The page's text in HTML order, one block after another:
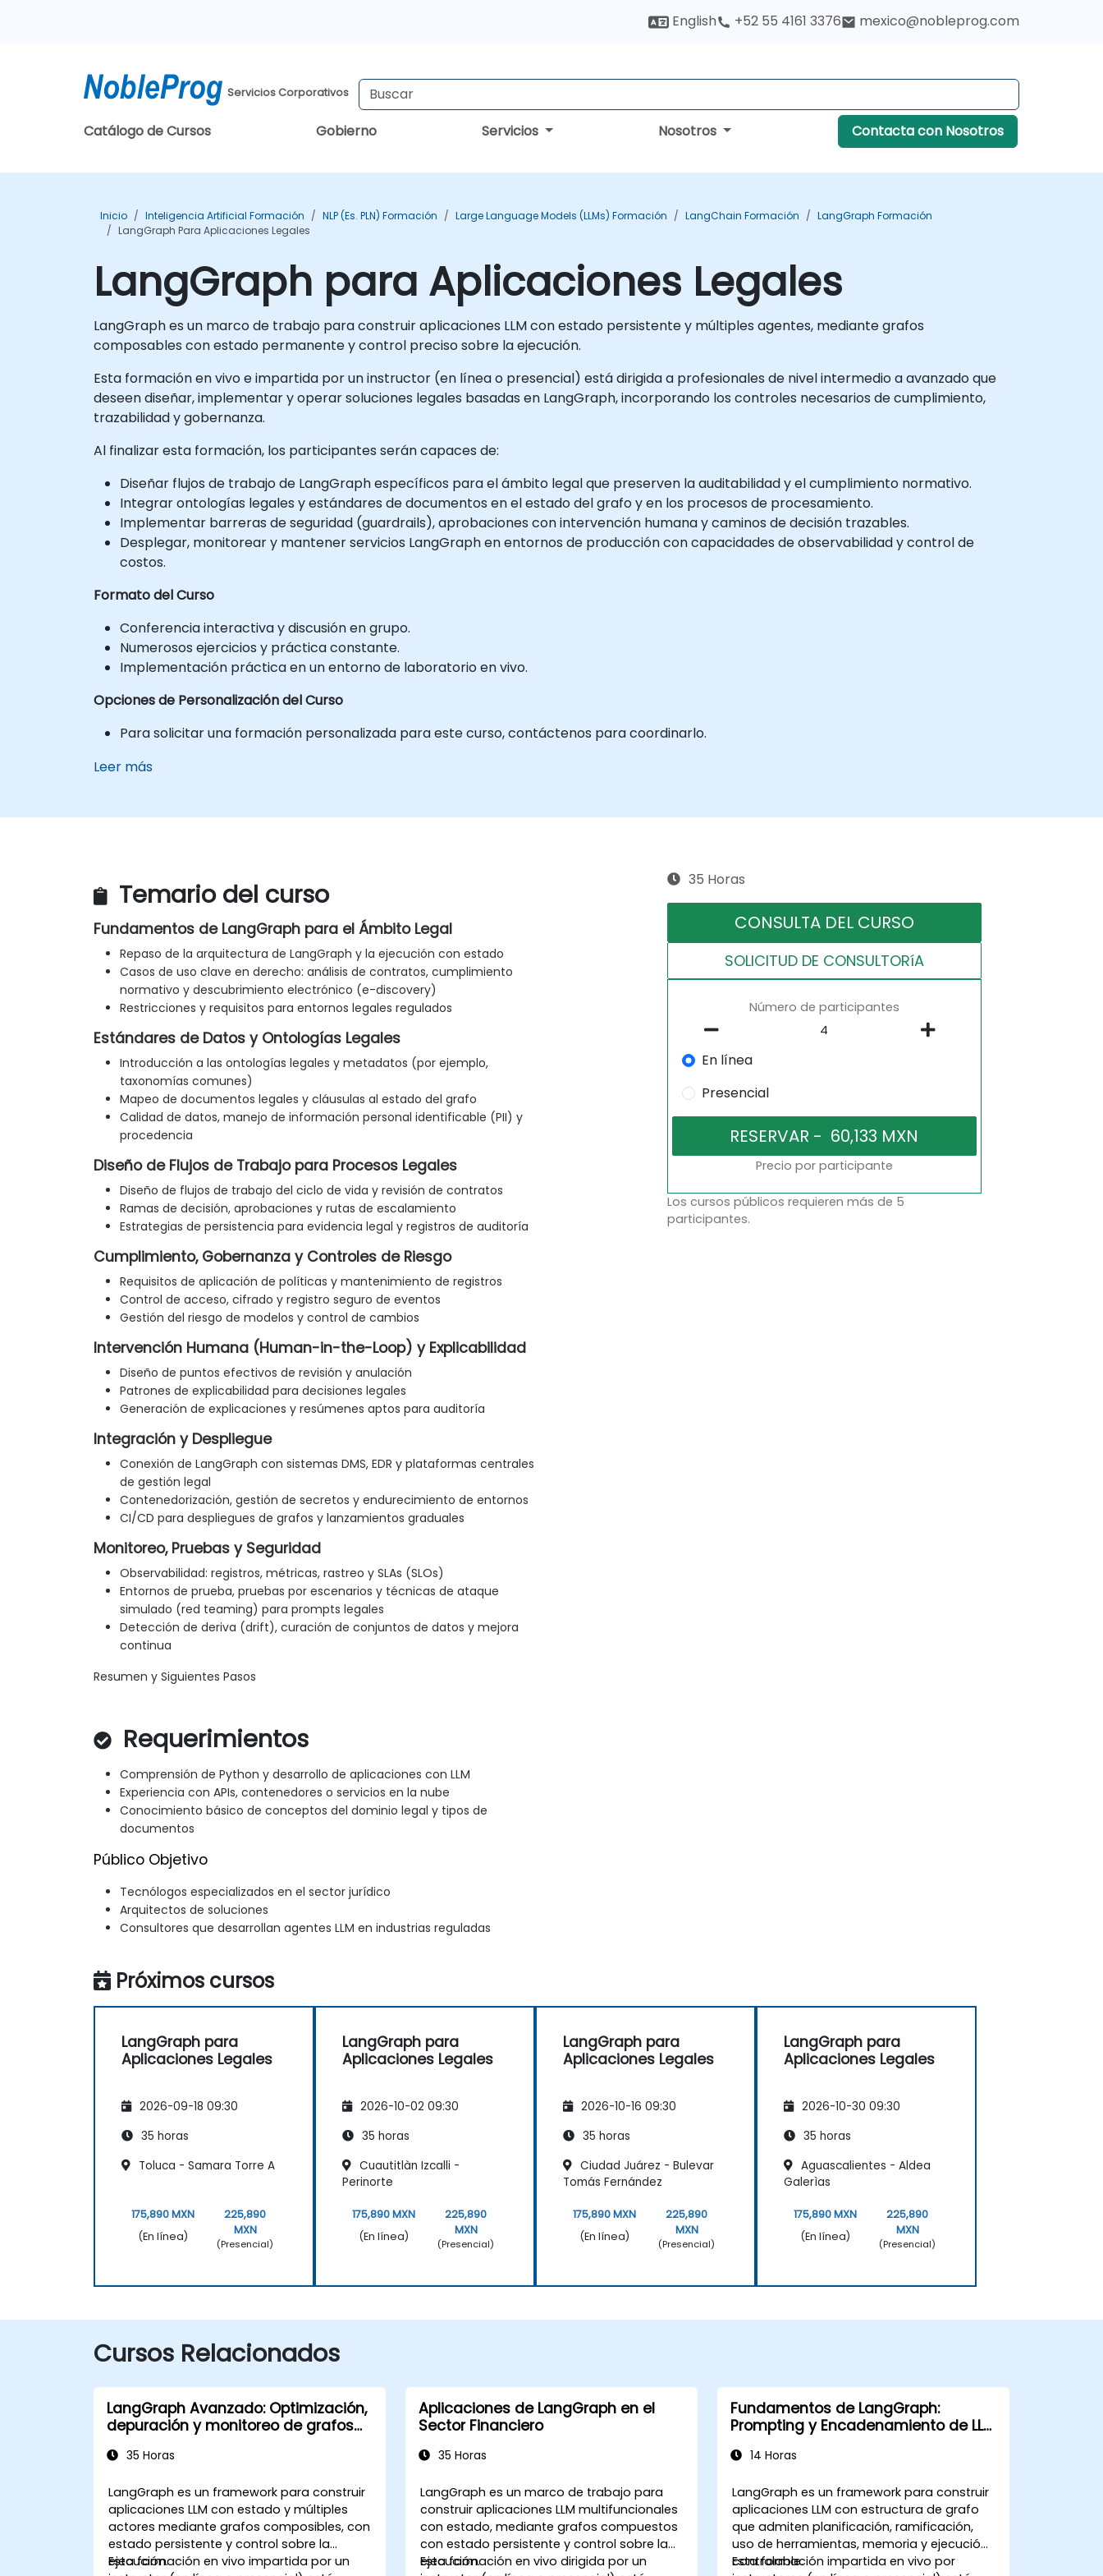
English +52 55 4161 3376 mexico@nobleprog.com
Servicios Corporativos
Catálogo de Cursos Gobierno Servicios Nosotros Contacta con Nosotros
Inicio Inteligencia Artificial Formación NLP (es. PLN) Formación Large Language Models (LLMs) Formación LangChain Formación
LangGraph Formación
LangGraph Para Aplicaciones Legales
LangGraph para Aplicaciones Legales
LangGraph es un marco de trabajo para construir aplicaciones LLM con estado persistente y múltiples agentes, mediante grafos
composables con estado permanente y control preciso sobre la ejecución.
Esta formación en vivo e impartida por un instructor (en línea o presencial) está dirigida a profesionales de nivel intermedio a avanzado que
deseen diseñar, implementar y operar soluciones legales basadas en LangGraph, incorporando los controles necesarios de cumplimiento,
trazabilidad y gobernanza.
Al finalizar esta formación, los participantes serán capaces de:
Diseñar flujos de trabajo de LangGraph específicos para el ámbito legal que preserven la auditabilidad y el cumplimiento normativo.
Integrar ontologías legales y estándares de documentos en el estado del grafo y en los procesos de procesamiento.
Implementar barreras de seguridad (guardrails), aprobaciones con intervención humana y caminos de decisión trazables.
Desplegar, monitorear y mantener servicios LangGraph en entornos de producción con capacidades de observabilidad y control de
costos.
Formato del Curso
Conferencia interactiva y discusión en grupo.
Numerosos ejercicios y práctica constante.
Implementación práctica en un entorno de laboratorio en vivo.
Opciones de Personalización del Curso
Para solicitar una formación personalizada para este curso, contáctenos para coordinarlo.
Leer más
Temario del curso
Fundamentos de LangGraph para el Ámbito Legal
Repaso de la arquitectura de LangGraph y la ejecución con estado
Casos de uso clave en derecho: análisis de contratos, cumplimiento
normativo y descubrimiento electrónico (e-discovery)
Restricciones y requisitos para entornos legales regulados
Estándares de Datos y Ontologías Legales
Introducción a las ontologías legales y metadatos (por ejemplo,
taxonomías comunes)
Mapeo de documentos legales y cláusulas al estado del grafo
Calidad de datos, manejo de información personal identificable (PII) y
procedencia
Diseño de Flujos de Trabajo para Procesos Legales
Diseño de flujos de trabajo del ciclo de vida y revisión de contratos
Ramas de decisión, aprobaciones y rutas de escalamiento
Estrategias de persistencia para evidencia legal y registros de auditoría
Cumplimiento, Gobernanza y Controles de Riesgo
Requisitos de aplicación de políticas y mantenimiento de registros
Control de acceso, cifrado y registro seguro de eventos
Gestión del riesgo de modelos y control de cambios
Intervención Humana (Human-in-the-Loop) y Explicabilidad
Diseño de puntos efectivos de revisión y anulación
Patrones de explicabilidad para decisiones legales
Generación de explicaciones y resúmenes aptos para auditoría
Integración y Despliegue
Conexión de LangGraph con sistemas DMS, EDR y plataformas centrales
de gestión legal
Contenedorización, gestión de secretos y endurecimiento de entornos
CI/CD para despliegues de grafos y lanzamientos graduales
Monitoreo, Pruebas y Seguridad
Observabilidad: registros, métricas, rastreo y SLAs (SLOs)
Entornos de prueba, pruebas por escenarios y técnicas de ataque
simulado (red teaming) para prompts legales
Detección de deriva (drift), curación de conjuntos de datos y mejora
continua
Resumen y Siguientes Pasos
Requerimientos
Comprensión de Python y desarrollo de aplicaciones con LLM
Experiencia con APIs, contenedores o servicios en la nube
Conocimiento básico de conceptos del dominio legal y tipos de
documentos
Público Objetivo
Tecnólogos especializados en el sector jurídico
Arquitectos de soluciones
Consultores que desarrollan agentes LLM en industrias reguladas
35 Horas
CONSULTA DEL CURSO
SOLICITUD DE CONSULTORíA
Número de participantes
En línea
Presencial
Precio por participante
Los cursos públicos requieren más de 5
participantes.
Próximos cursos
LangGraph para
Aplicaciones Legales
2026-09-18 09:30
35 horas
Toluca - Samara Torre A
175,890 MXN
(En línea)
225,890
MXN
(Presencial)
LangGraph para
Aplicaciones Legales
2026-10-02 09:30
35 horas
Cuautitlàn Izcalli -
Perinorte
175,890 MXN
(En línea)
225,890
MXN
(Presencial)
LangGraph para
Aplicaciones Legales
2026-10-16 09:30
35 horas
Ciudad Juárez - Bulevar
Tomás Fernández
175,890 MXN
(En línea)
225,890
MXN
(Presencial)
LangGraph para
Aplicaciones Legales
2026-10-30 09:30
35 horas
Aguascalientes - Aldea
Galerìas
175,890 MXN
(En línea)
225,890
MXN
(Presencial)
Cursos Relacionados
LangGraph Avanzado: Optimización,
depuración y monitoreo de grafos
35 Horas
LangGraph es un framework para construir
aplicaciones LLM con estado y múltiples
actores mediante grafos composibles, con
estado persistente y control sobre la
ejecución.
Esta formación en vivo impartida por un
Aplicaciones de LangGraph en el
Sector Financiero
35 Horas
LangGraph es un marco de trabajo para
construir aplicaciones LLM multifuncionales
con estado, mediante grafos compuestos
con estado persistente y control sobre la
ejecución.
Esta formación en vivo dirigida por un
Fundamentos de LangGraph:
Prompting y Encadenamiento de LLM
14 Horas
LangGraph es un framework para construir
aplicaciones LLM con estructura de grafo
que admiten planificación, ramificación,
uso de herramientas, memoria y ejecución
controlable.
Esta formación impartida en vivo por